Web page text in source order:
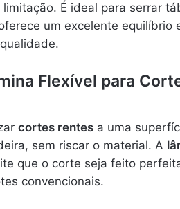
É ideal para serrar
um excelente equilíbrio
Flexível para
cortes rentes a uma
sem riscar o material. A
que o corte seja feito
convencionais.